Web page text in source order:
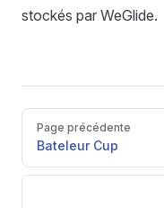
stockés par WeGlide.
Pager
Page précédente
Bateleur Cup